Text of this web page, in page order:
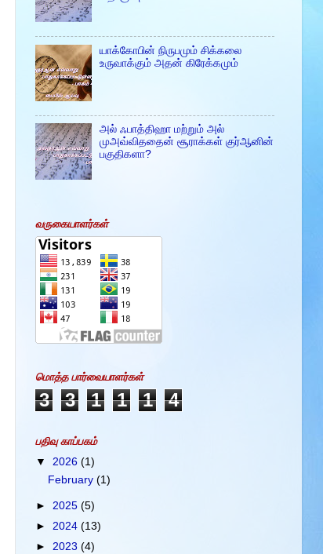
யாக்கோபின் நிருபமும் சிக்கலை
உருவாக்கும் அதன் கிரேக்கமும்
அல் ஃபாத்திஹா மற்றும் அல்
முஅவ்விததைன் சூராக்கள் குர்ஆனின்
பகுதிகளா?
வருகையாளர்கள்
மொத்த பார்வையாளர்கள்
3 3 1 1 1 4
பதிவு காப்பகம்
▼ 2026 (1)
February(1)
► 2025 (5)
► 2024 (13)
► 2023 (4)